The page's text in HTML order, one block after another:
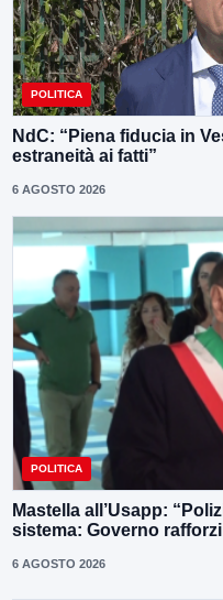
POLITICA
NdC: “Piena fiducia in
estraneità ai fatti”
6 AGOSTO 2026
POLITICA
Mastella all’Usapp:
sistema: Governo
6 AGOSTO 2026